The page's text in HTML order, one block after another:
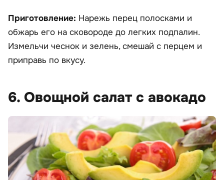
Приготовление: Нарежь перец полосками и
обжарь его на сковороде до легких подпалин.
Измельчи чеснок и зелень, смешай с перцем и
приправь по вкусу.
6. Овощной салат с авокадо